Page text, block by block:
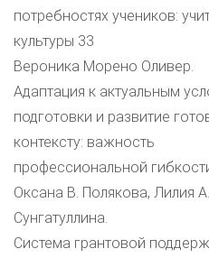
потребностях учеников:
культуры 33
Вероника Морено Оливер.
Адаптация к актуальным
подготовки и развитие
контексту: важность
профессиональной
Оксана В. Полякова, Лилия
Сунгатуллина.
Система грантовой